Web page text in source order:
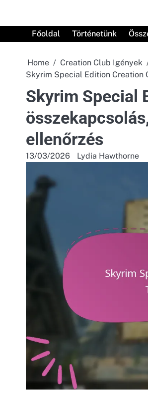
content Főoldal Történetünk
Home
Creation Club Igények
Skyrim Special Edition Creation
Skyrim Special
ellenőrzés
13/03/2026 Lydia Hawthorne